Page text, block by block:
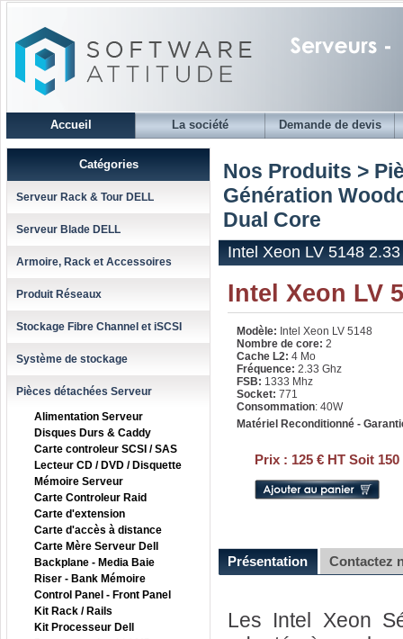
Accueil La société Demande de devis
Catégories
Serveur Rack & Tour DELL
Serveur Blade DELL
Armoire, Rack et Accessoires
Produit Réseaux
Stockage Fibre Channel et iSCSI
Système de stockage
Pièces détachées Serveur
Alimentation Serveur
Disques Durs & Caddy
Carte controleur SCSI / SAS
Lecteur CD / DVD / Disquette
Mémoire Serveur
Carte Controleur Raid
Carte d'extension
Carte d'accès à distance
Carte Mère Serveur Dell
Backplane - Media Baie
Riser - Bank Mémoire
Control Panel - Front Panel
Kit Rack / Rails
Kit Processeur Dell
Nos Produits >
Génération
Dual Core
Intel Xeon LV 5148
Intel Xeon LV
Modèle: Intel Xeon LV 5148
Nombre de core: 2
Cache L2: 4 Mo
Fréquence: 2.33 Ghz
FSB: 1333 Mhz
Socket: 771
Consommation: 40W
Matériel Reconditionné -
Prix : 125 € HT Soit 150
Présentation Contactez
Les Intel Xeon